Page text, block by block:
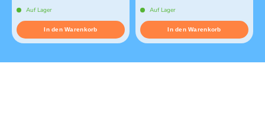
Auf Lager
In den Warenkorb
Auf Lager
In den Warenkorb